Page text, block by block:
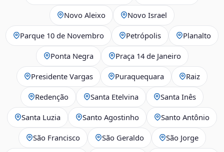
Novo Aleixo Novo Israel
Parque 10 de Novembro Petrópolis Planalto
Ponta Negra Praça 14 de Janeiro
Presidente Vargas Puraquequara Raiz
Redenção Santa Etelvina Santa Inês
Santa Luzia Santo Agostinho Santo Antônio
São Francisco São Geraldo São Jorge